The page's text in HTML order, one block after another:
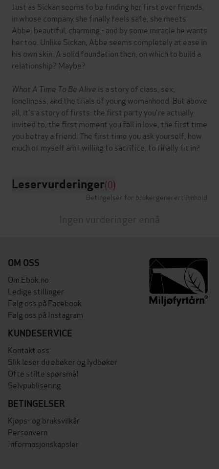
Just as Sickan seems to be finding her first ever friends,
in whose company she finally feels safe, she meets
Abbe: beautiful, charming - and by some miracle he wants
her too. Unlike Sickan, Abbe seems completely at ease in
his own skin. A solid foundation then, on which to build a
relationship? Maybe?
What A Time To Be Alive is a story of class, sex,
loneliness, and the trials of young womanhood. But above
all, it's a story of firsts: the first party you're actually
invited to, the first moment you fall in love, the first time
you betray a friend. The first time you ask yourself, how
Leservurderinger(0)
Betingelser for brukergenerert innhold
Ingen vurderinger ennå
OM OSS
Om Ebok.no
Ledige stillinger
Følg oss på Facebook
Følg oss på Instagram
KUNDESERVICE
Kontakt oss
Slik leser du ebøker og lydbøker
Ofte stilte spørsmål
Selvpublisering
BETINGELSER
Kjøps- og bruksvilkår
Personvern
Informasjonskapsler